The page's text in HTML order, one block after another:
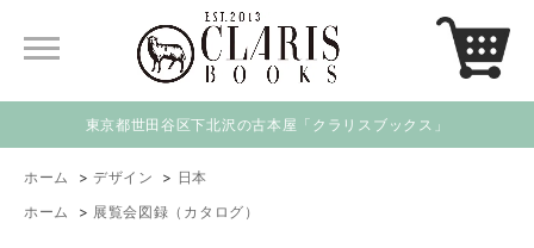
東京都世田谷区下北沢の古本屋「クラリスブックス」
ホーム > デザイン > 日本
ホーム
> 展覧会図録（カタログ）